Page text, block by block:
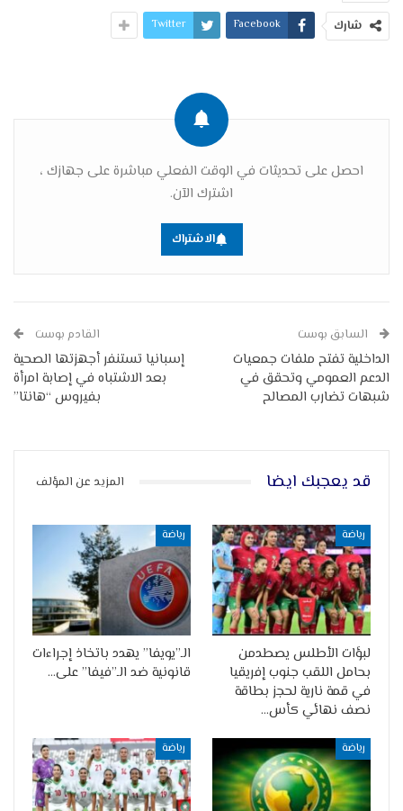
شارك Facebook
Twitter
احصل على تحديثات في الوقت الفعلي مباشرة على جهازك ،
اشترك الآن.
الاشتراك
السابق بوست
الداخلية تفتح ملفات جمعيات
الدعم العمومي وتحقق في
شبهات تضارب المصالح
القادم بوست
إسبانيا تستنفر أجهزتها الصحية
بعد الاشتباه في إصابة امرأة
بفيروس “هانتا”
قد يعجبك ايضا المزيد عن المؤلف
رياضة
لبؤات الأطلس يصطدمن
بحامل اللقب جنوب إفريقيا
في قمة نارية لحجز بطاقة
نصف نهائي كأس…
رياضة
الـ”يويفا” يهدد باتخاذ إجراءات
قانونية ضد الـ”فيفا” على…
رياضة رياضة